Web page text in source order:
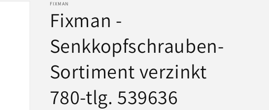
FIXMAN
Fixman -
Senkkopfschrauben-
Sortiment verzinkt
780-tlg. 539636